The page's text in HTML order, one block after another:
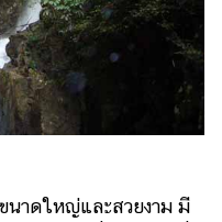
นาดใหญ่และสวยงาม มี